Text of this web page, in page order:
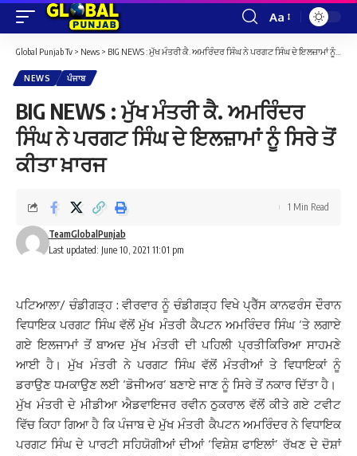
Font
Resizer
Aa
Global Punjab Tv > News > BIG NEWS : ਮੁੱਖ ਮੰਤਰੀ ਕੈ. ਅਮਰਿੰਦਰ ਸਿੰਘ ਨੇ ਪਰਗਟ ਸਿੰਘ ਦੇ ਇਲਜ਼ਾਮਾਂ ਨੂੰ ਸਿਰੇ ਤੋਂ ਕੀਤਾ ਖ਼ਾਰਜ
NEWS ਪੰਜਾਬ
BIG NEWS : ਮੁੱਖ ਮੰਤਰੀ ਕੈ. ਅਮਰਿੰਦਰ
ਸਿੰਘ ਨੇ ਪਰਗਟ ਸਿੰਘ ਦੇ ਇਲਜ਼ਾਮਾਂ ਨੂੰ ਸਿਰੇ ਤੋਂ
ਕੀਤਾ ਖ਼ਾਰਜ
Last updated: June 10, 2021 11:01 pm
TeamGlobalPunjab
1 Min Read
ਪਟਿਆਲਾ/ ਚੰਡੀਗੜ੍ਹ : ਵੀਰਵਾਰ ਨੂੰ ਚੰਡੀਗੜ੍ਹ ਵਿਖੇ ਪ੍ਰੈੱਸ ਕਾਨਫਰੰਸ ਦੌਰਾਨ
ਵਿਧਾਇਕ ਪਰਗਟ ਸਿੰਘ ਵੱਲੋਂ ਮੁੱਖ ਮੰਤਰੀ ਕੈਪਟਨ ਅਮਰਿੰਦਰ ਸਿੰਘ ‘ਤੇ ਲਗਾਏ
ਗਏ ਇਲਜਾਮਾਂ ਤੋਂ ਬਾਅਦ ਮੁੱਖ ਮੰਤਰੀ ਦੀ ਪਹਿਲੀ ਪ੍ਰਤੀਕਿਰਿਆ ਸਾਹਮਣੇ
ਆਈ ਹੈ। ਮੁੱਖ ਮੰਤਰੀ ਨੇ ਪਰਗਟ ਸਿੰਘ ਵੱਲੋਂ ਮੰਤਰੀਆਂ ਤੇ ਵਿਧਾਇਕਾਂ ਨੂੰ
ਡਰਾਉਣ ਧਮਕਾਉਣ ਲਈ ‘ਡੋਜੀਅਰ’ ਬਣਾਏ ਜਾਣ ਨੂੰ ਸਿਰੇ ਤੋਂ ਨਕਾਰ ਦਿੱਤਾ ਹੈ।
ਮੁੱਖ ਮੰਤਰੀ ਦੇ ਮੀਡੀਆ ਐਡਵਾਇਜਰ ਰਵੀਨ ਠੁਕਰਾਲ ਵੱਲੋਂ ਕੀਤੇ ਗਏ ਟਵੀਟ
ਵਿੱਚ ਕਿਹਾ ਗਿਆ ਹੈ ਕਿ ਪੰਜਾਬ ਦੇ ਮੁੱਖ ਮੰਤਰੀ ਕੈਪਟਨ ਅਮਰਿੰਦਰ ਨੇ ਵਿਧਾਇਕ
ਪਰਗਟ ਸਿੰਘ ਦੇ ਪਾਰਟੀ ਸਹਿਯੋਗੀਆਂ ਦੀਆਂ ‘ਵਿਸ਼ੇਸ਼ ਫਾਇਲਾਂ’ ਰੱਖਣ ਦੇ ਦੋਸ਼ਾਂ